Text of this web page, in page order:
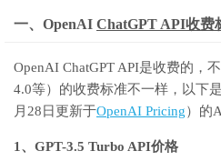
一、OpenAI ChatGPT API收费
OpenAI ChatGPT API是收费的，
4.0等）的收费标准不一样，以下
月28日更新于OpenAI Pricing）的
1、GPT-3.5 Turbo API价格